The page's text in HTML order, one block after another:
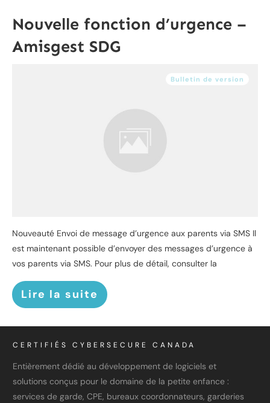
Nouvelle fonction d’urgence –
Amisgest SDG
Bulletin de version
Nouveauté Envoi de message d’urgence aux parents via SMS Il
est maintenant possible d’envoyer des messages d’urgence à
vos parents via SMS. Pour plus de détail, consulter la
Lire la suite
CERTIFIÉS CYBERSECURE CANADA
Entièrement dédié au développement de logiciels et
solutions conçus pour le domaine de la petite enfance :
services de garde, CPE, bureaux coordonnateurs, garderies